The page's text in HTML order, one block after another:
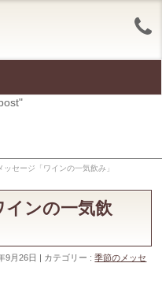
ッセージ「ワインの一気飲み」
ンの一気飲
9月26日 カテゴリー :季節のメッセ